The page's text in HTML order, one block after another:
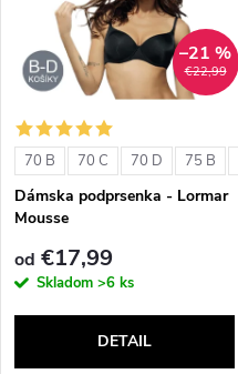
t
o
v
t
o
v
€22,99
–21 %
70 B 70 C 70 D 75 B
Dámska podprsenka - Lormar
Mousse
od €17,99
Skladom >6 ks
DETAIL